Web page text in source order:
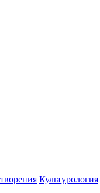
Культурология